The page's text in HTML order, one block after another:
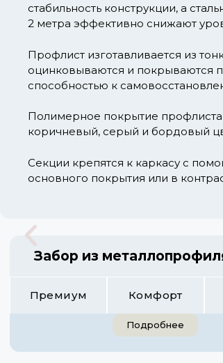
стабильность конструкции, а
2 метра эффективно снижают
Профлист изготавливается из
оцинковываются и покрываются
способностью к
Полимерное покрытие профлиста
коричневый, серый и бордовый
Секции крепятся к каркасу с
основного покрытия или в
Забор из
Премиум Комфорт
Подробнее